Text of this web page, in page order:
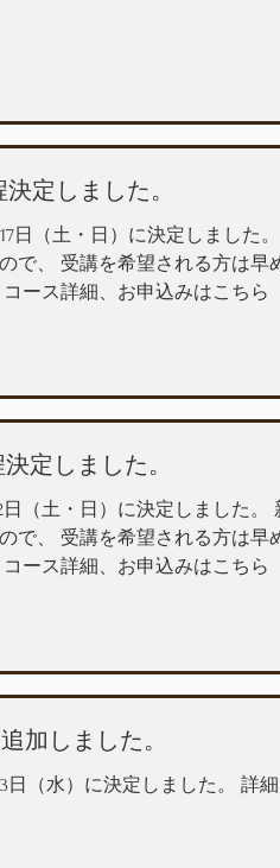
定しました。
日（土・日）に決定しました。
で、 受講を希望される方は早
ース詳細、お申込みはこちら
定しました。
日（土・日）に決定しました。
で、 受講を希望される方は早
ース詳細、お申込みはこちら
加しました。
（水）に決定しました。 詳細